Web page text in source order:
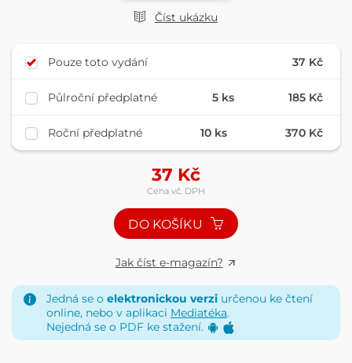
Číst ukázku
Pouze toto vydání 37 Kč
Půlroční předplatné 5 ks 185 Kč
Roční předplatné 10 ks 370 Kč
37 Kč
Cena vč. DPH
DO KOŠÍKU
Jak číst e-magazín?
Jedná se o elektronickou verzi určenou ke čtení
online, nebo v aplikaci Mediatéka.
Nejedná se o PDF ke stažení.